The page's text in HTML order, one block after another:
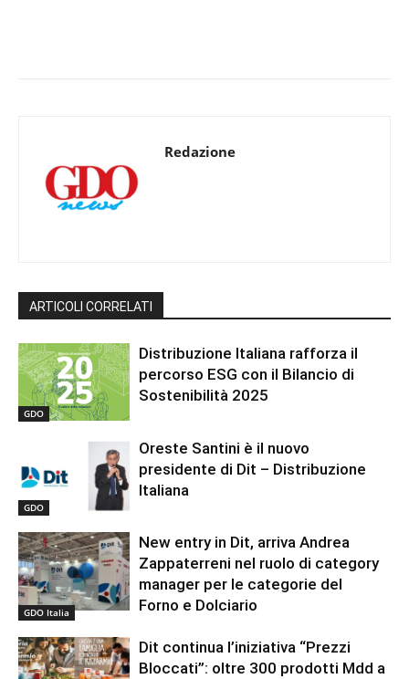
Redazione
ARTICOLI CORRELATI
GDO
Distribuzione Italiana rafforza il
percorso ESG con il Bilancio di
Sostenibilità 2025
GDO
Oreste Santini è il nuovo
presidente di Dit – Distribuzione
Italiana
GDO Italia
New entry in Dit, arriva Andrea
Zappaterreni nel ruolo di category
manager per le categorie del
Forno e Dolciario
Dit continua l’iniziativa “Prezzi
Bloccati”: oltre 300 prodotti Mdd a